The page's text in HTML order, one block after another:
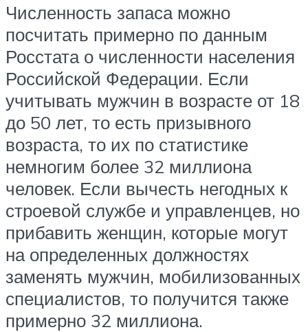
Численность запаса можно
посчитать примерно по данным
Росстата о численности населения
Российской Федерации. Если
учитывать мужчин в возрасте от 18
до 50 лет, то есть призывного
возраста, то их по статистике
немногим более 32 миллиона
человек. Если вычесть негодных к
строевой службе и управленцев, но
прибавить женщин, которые могут
на определенных должностях
заменять мужчин, мобилизованных
специалистов, то получится также
примерно 32 миллиона.